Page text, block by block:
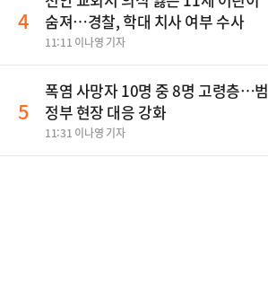
4
숨져…경찰, 학대 치사 여부 수사
11:11 이나영 기자
5
폭염 사망자 10명 중 8명 고령층…범
정부 현장 대응 강화
11:31 이나영 기자